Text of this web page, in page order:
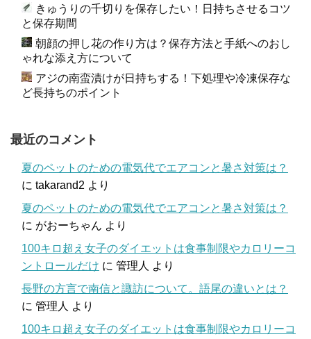
きゅうりの千切りを保存したい！日持ちさせるコツ
と保存期間
朝顔の押し花の作り方は？保存方法と手紙へのおし
ゃれな添え方について
アジの南蛮漬けが日持ちする！下処理や冷凍保存な
ど長持ちのポイント
最近のコメント
夏のペットのための電気代でエアコンと暑さ対策は？
に takarand2 より
夏のペットのための電気代でエアコンと暑さ対策は？
に がおーちゃん より
100キロ超え女子のダイエットは食事制限やカロリーコ
ントロールだけ に 管理人 より
長野の方言で南信と諏訪について。語尾の違いとは？
に 管理人 より
100キロ超え女子のダイエットは食事制限やカロリーコ